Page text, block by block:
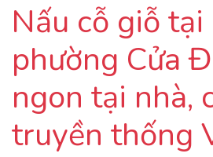
Nấu cỗ giỗ tại
phường Cửa
ngon tại nhà,
truyền thống